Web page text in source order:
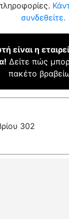
συνδεθείτε.
είναι η
Δείτε πώς
πακέτο
302